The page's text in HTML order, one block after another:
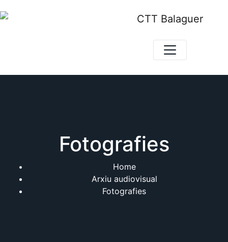
to
Fotografies
Home
Arxiu audiovisual
Fotografies